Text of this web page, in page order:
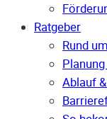
Ratgeber
Rund
Ablauf